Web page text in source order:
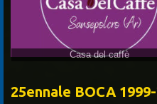
25ennale BOCA